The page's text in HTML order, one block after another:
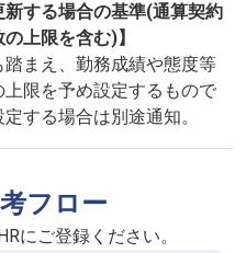
新する場合の基準(通算契約
上限を含む)】
まえ、勤務成績や態度等
限を予め設定するもので
する場合は別途通知。
フロー
にご登録ください。